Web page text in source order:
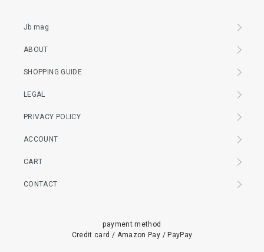
Jb mag
ABOUT
SHOPPING GUIDE
LEGAL
PRIVACY POLICY
ACCOUNT
CART
CONTACT
payment method
Credit card / Amazon Pay / PayPay